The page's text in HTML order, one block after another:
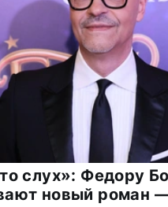
слух»: Федору
новый роман